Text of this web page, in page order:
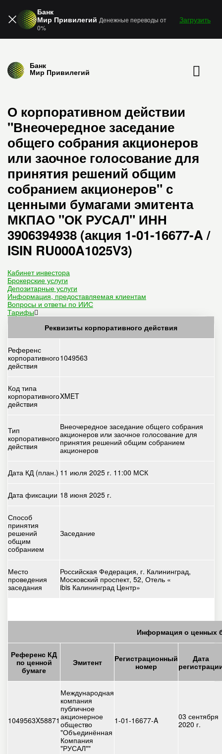
Банк
Мир Привилегий Денежные переводы от
0%
Загрузить
Банк
Мир Привилегий
О корпоративном действии
"Внеочередное заседание
общего собрания акционеров
или заочное голосование для
принятия решений общим
собранием акционеров" с
ценными бумагами эмитента
МКПАО "ОК РУСАЛ" ИНН
3906394938 (акция 1-01-16677-A /
ISIN RU000A1025V3)
Кабинет инвестора
Брокерские услуги
Депозитарные услуги
Информация, предоставляемая клиентам
Вопросы и ответы по ИИС
Тарифы
Реквизиты корпоративного действия
Референс
корпоративного
действия
1049563
Код типа
корпоративного
действия
XMET
Тип
корпоративного
действия
Внеочередное заседание общего собрания
акционеров или заочное голосование для
принятия решений общим собранием
акционеров
Дата КД (план.) 11 июля 2025 г. 11:00 МСК
Дата фиксации 18 июня 2025 г.
Способ
принятия
решений
общим
собранием
Заседание
Место
проведения
заседания
Российская Федерация, г. Калининград,
Московский проспект, 52, Отель «
ibis Калининград Центр»
Информация о ценных
Референс КД
по ценной
бумаге
Эмитент
Регистрационный
номер
Дата
1049563X58871
Международная
компания
публичное
акционерное
общество
"Объединённая
Компания
"РУСАЛ""
1-01-16677-A
03 сентября
2020 г.